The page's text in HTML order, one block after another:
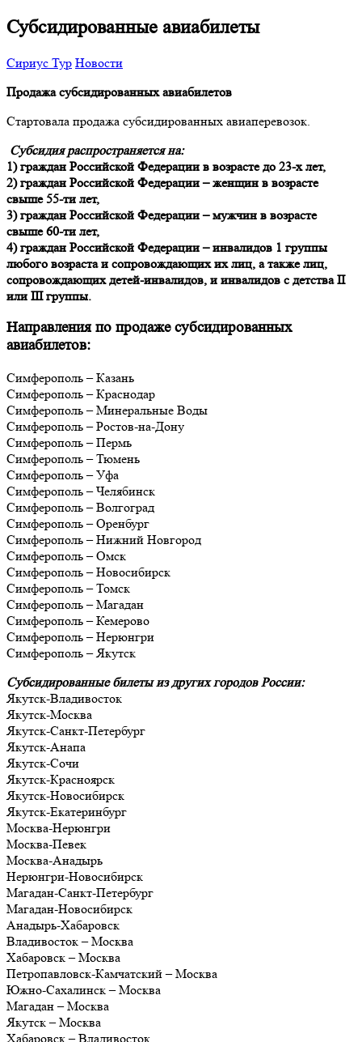
Субсидированные авиабилеты
Сириус Тур Новости
Продажа субсидированных авиабилетов
Стартовала продажа субсидированных авиаперевозок.
Субсидия распространяется на:
1) граждан Российской Федерации в возрасте до 23-х лет,
2) граждан Российской Федерации – женщин в возрасте
свыше 55-ти лет,
3) граждан Российской Федерации – мужчин в возрасте
свыше 60-ти лет,
4) граждан Российской Федерации – инвалидов 1 группы
любого возраста и сопровождающих их лиц, а также лиц,
сопровождающих детей-инвалидов, и инвалидов с детства II
или III группы.
Направления по продаже субсидированных
авиабилетов:
Симферополь – Казань
Симферополь – Краснодар
Симферополь – Минеральные Воды
Симферополь – Ростов-на-Дону
Симферополь – Пермь
Симферополь – Тюмень
Симферополь – Уфа
Симферополь – Челябинск
Симферополь – Волгоград
Симферополь – Оренбург
Симферополь – Нижний Новгород
Симферополь – Омск
Симферополь – Новосибирск
Симферополь – Томск
Симферополь – Магадан
Симферополь – Кемерово
Симферополь – Нерюнгри
Симферополь – Якутск
Субсидированные билеты из других городов России:
Якутск-Владивосток
Якутск-Москва
Якутск-Санкт-Петербург
Якутск-Анапа
Якутск-Сочи
Якутск-Красноярск
Якутск-Новосибирск
Якутск-Екатеринбург
Москва-Нерюнгри
Москва-Певек
Москва-Анадырь
Нерюнгри-Новосибирск
Магадан-Санкт-Петербург
Магадан-Новосибирск
Анадырь-Хабаровск
Владивосток – Москва
Хабаровск – Москва
Петропавловск-Камчатский – Москва
Южно-Сахалинск – Москва
Магадан – Москва
Якутск – Москва
Хабаровск – Владивосток